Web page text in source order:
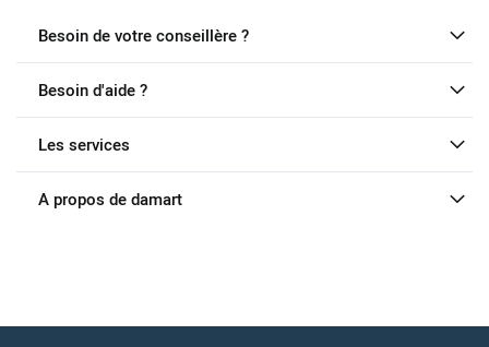
Besoin de votre conseillère ?
Besoin d'aide ?
Les services
A propos de damart